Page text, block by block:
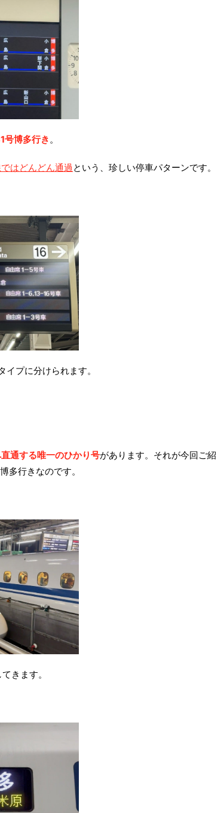
号博多行き。
はどんどん通過 という、珍しい停車パターンです。
プに分けられます。
通する唯一のひかり号があります。それが今回ご紹
多行きなのです。
きます。